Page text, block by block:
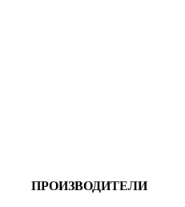
ПРОИЗВОДИТЕЛИ